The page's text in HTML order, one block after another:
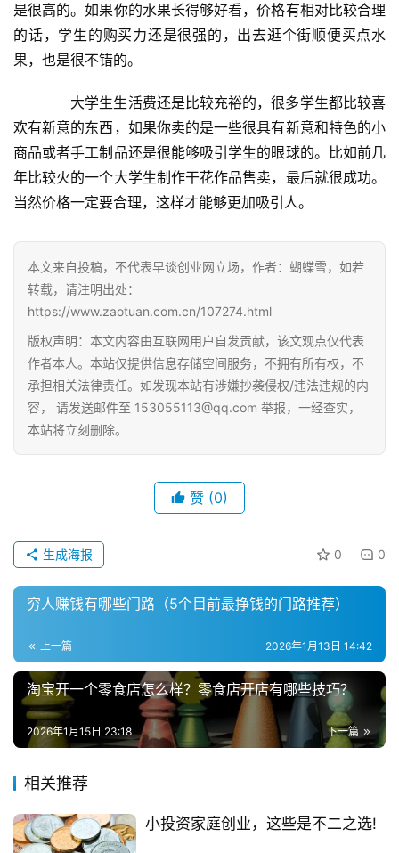
本
业
兼
职
项
目
商
业
是很高的。如果你的水果长得够好看，价格有相对比较合理
的话，学生的购买力还是很强的，出去逛个街顺便买点水
果，也是很不错的。
大学生生活费还是比较充裕的，很多学生都比较喜
欢有新意的东西，如果你卖的是一些很具有新意和特色的小
商品或者手工制品还是很能够吸引学生的眼球的。比如前几
年比较火的一个大学生制作干花作品售卖，最后就很成功。
当然价格一定要合理，这样才能够更加吸引人。
本文来自投稿，不代表早谈创业网立场，作者：蝴蝶雪，如若
转载，请注明出处：
https://www.zaotuan.com.cn/107274.html
版权声明：本文内容由互联网用户自发贡献，该文观点仅代表
作者本人。本站仅提供信息存储空间服务，不拥有所有权，不
承担相关法律责任。如发现本站有涉嫌抄袭侵权/违法违规的内
容， 请发送邮件至 153055113@qq.com 举报，一经查实，
本站将立刻删除。
赞 (0)
0 0
生成海报
穷人赚钱有哪些门路（5个目前最挣钱的门路推荐）
上一篇 2026年1月13日 14:42
淘宝开一个零食店怎么样？零食店开店有哪些技巧？
下一篇
2026年1月15日 23:18
相关推荐
小投资家庭创业，这些是不二之选!